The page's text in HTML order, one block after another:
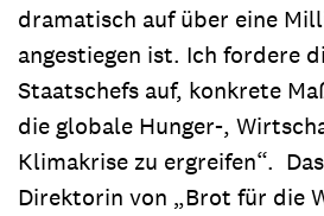
dramatisch auf über eine
angestiegen ist. Ich fordere
Staatschefs auf, konkrete
die globale Hunger-,
Klimakrise zu ergreifen“.
Direktorin von „Brot für die